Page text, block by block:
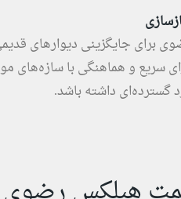
برای جایگزینی دیوارهای
گسترده‌ای داشته باشد.